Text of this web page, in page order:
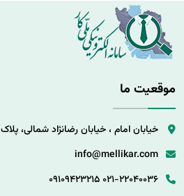
موقعیت ما
خیابان امام ، خیابان رضانژاد شمالی، پلاک 4، طبقه دوم غربی
info@mellikar.com
021-22040036
09109423215